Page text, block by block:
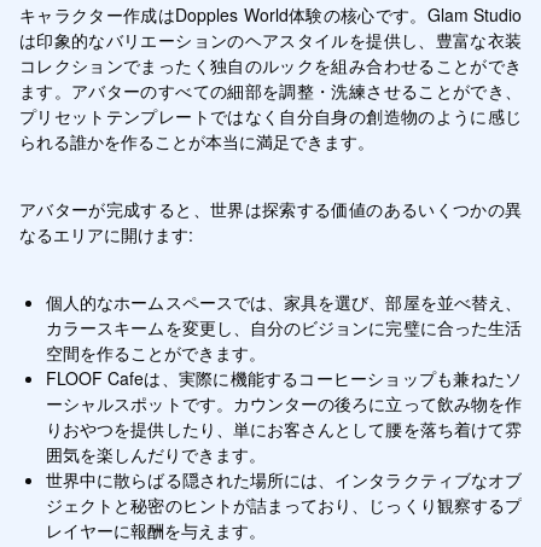
キャラクター作成はDopples World体験の核心です。Glam Studio
は印象的なバリエーションのヘアスタイルを提供し、豊富な衣装
コレクションでまったく独自のルックを組み合わせることができ
ます。アバターのすべての細部を調整・洗練させることができ、
プリセットテンプレートではなく自分自身の創造物のように感じ
られる誰かを作ることが本当に満足できます。
アバターが完成すると、世界は探索する価値のあるいくつかの異
なるエリアに開けます:
個人的なホームスペースでは、家具を選び、部屋を並べ替え、
カラースキームを変更し、自分のビジョンに完璧に合った生活
空間を作ることができます。
FLOOF Cafeは、実際に機能するコーヒーショップも兼ねたソ
ーシャルスポットです。カウンターの後ろに立って飲み物を作
りおやつを提供したり、単にお客さんとして腰を落ち着けて雰
囲気を楽しんだりできます。
世界中に散らばる隠された場所には、インタラクティブなオブ
ジェクトと秘密のヒントが詰まっており、じっくり観察するプ
レイヤーに報酬を与えます。